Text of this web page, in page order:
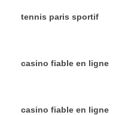
tennis paris sportif
casino fiable en ligne
casino fiable en ligne